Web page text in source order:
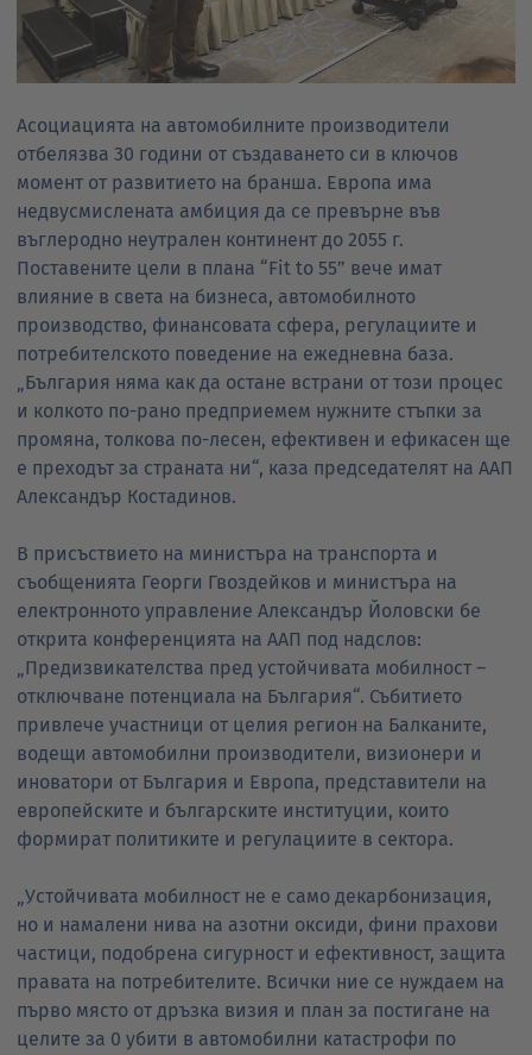
Асоциацията на автомобилните производители
отбелязва 30 години от създаването си в ключов
момент от развитието на бранша. Европа има
недвусмислената амбиция да се превърне във
въглеродно неутрален континент до 2055 г.
Поставените цели в плана “Fit to 55” вече имат
влияние в света на бизнеса, автомобилното
производство, финансовата сфера, регулациите и
потребителското поведение на ежедневна база.
„България няма как да остане встрани от този процес
и колкото по-рано предприемем нужните стъпки за
промяна, толкова по-лесен, ефективен и ефикасен ще
е преходът за страната ни“, каза председателят на ААП
Александър Костадинов.
В присъствието на министъра на транспорта и
съобщенията Георги Гвоздейков и министъра на
електронното управление Александър Йоловски бе
открита конференцията на ААП под надслов:
„Предизвикателства пред устойчивата мобилност –
отключване потенциала на България“. Събитието
привлече участници от целия регион на Балканите,
водещи автомобилни производители, визионери и
иноватори от България и Европа, представители на
европейските и българските институции, които
формират политиките и регулациите в сектора.
„Устойчивата мобилност не е само декарбонизация,
но и намалени нива на азотни оксиди, фини прахови
частици, подобрена сигурност и ефективност, защита
правата на потребителите. Всички ние се нуждаем на
първо място от дръзка визия и план за постигане на
целите за 0 убити в автомобилни катастрофи по